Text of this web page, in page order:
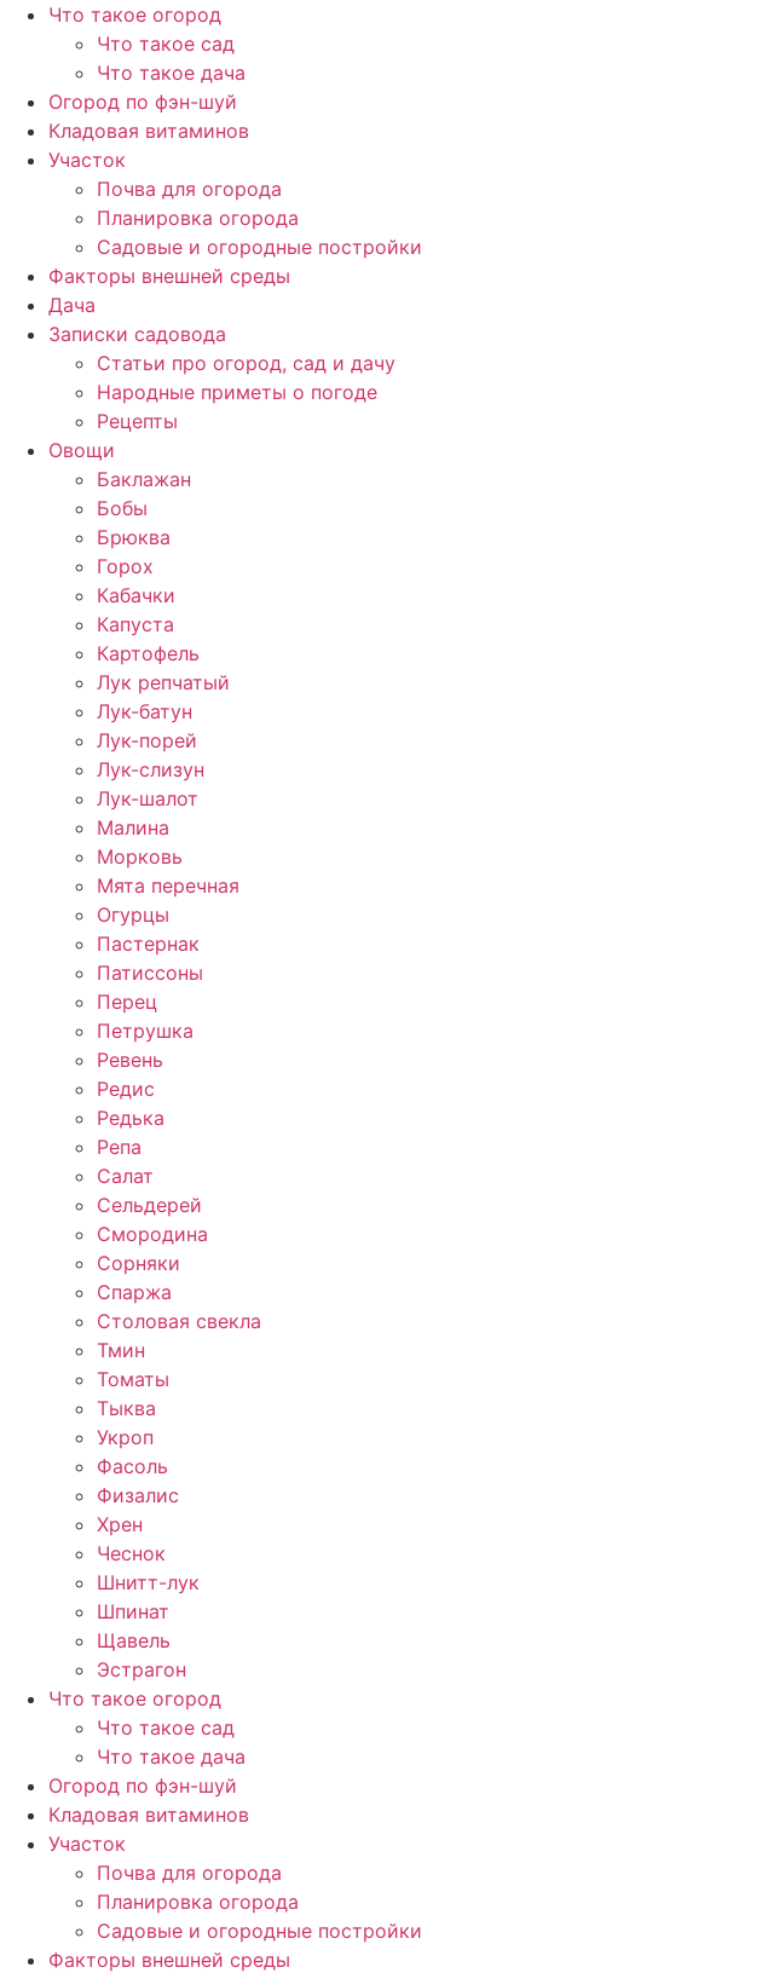
Перейти
содержимому
Что такое огород
Что такое сад
Что такое дача
Огород по фэн-шуй
Кладовая витаминов
Участок
Почва для огорода
Планировка огорода
Садовые и огородные постройки
Факторы внешней среды
Дача
Записки садовода
Статьи про огород, сад и дачу
Народные приметы о погоде
Рецепты
Овощи
Баклажан
Бобы
Брюква
Горох
Кабачки
Капуста
Картофель
Лук репчатый
Лук-батун
Лук-порей
Лук-слизун
Лук-шалот
Малина
Морковь
Мята перечная
Огурцы
Пастернак
Патиссоны
Перец
Петрушка
Ревень
Редис
Редька
Репа
Салат
Сельдерей
Смородина
Сорняки
Спаржа
Столовая свекла
Тмин
Томаты
Тыква
Укроп
Фасоль
Физалис
Хрен
Чеснок
Шнитт-лук
Шпинат
Щавель
Эстрагон
Что такое огород
Что такое сад
Что такое дача
Огород по фэн-шуй
Кладовая витаминов
Участок
Почва для огорода
Планировка огорода
Садовые и огородные постройки
Факторы внешней среды